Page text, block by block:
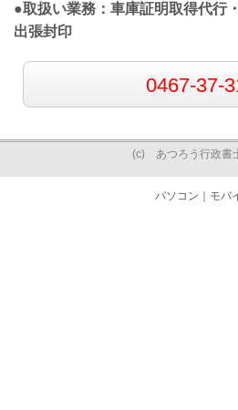
●取扱い業務：車庫証明取得代行
出張封印
0467-37-
(c) あつろう行政書
パソコン ｜モバ